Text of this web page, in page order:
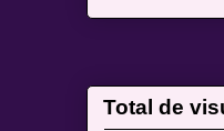
Total de